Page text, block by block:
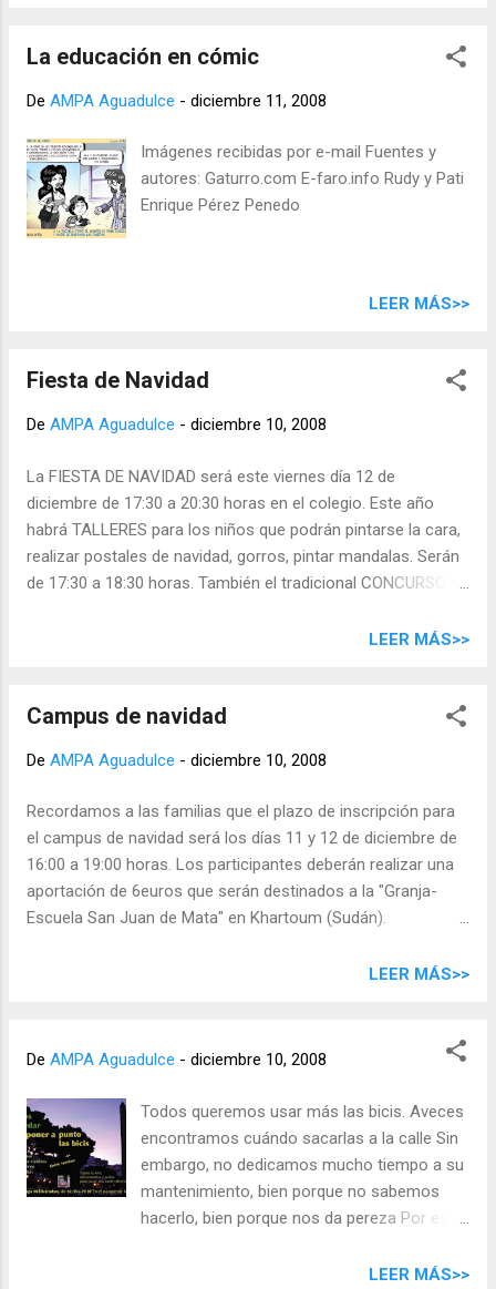
La educación en cómic
De AMPA Aguadulce - diciembre 11, 2008
Imágenes recibidas por e-mail Fuentes y
autores: Gaturro.com E-faro.info Rudy y Pati
Enrique Pérez Penedo
LEER MÁS>>
Fiesta de Navidad
De AMPA Aguadulce - diciembre 10, 2008
La FIESTA DE NAVIDAD será este viernes día 12 de
diciembre de 17:30 a 20:30 horas en el colegio. Este año
habrá TALLERES para los niños que podrán pintarse la cara,
realizar postales de navidad, gorros, pintar mandalas. Serán
de 17:30 a 18:30 horas. También el tradicional CONCURSO DE
familias pueden contribuir a la comida y traer lo que se les
Refrescos o zumos. - 5º o 6º de primaria: Chocolatinas o
preparación del viaje de fin de curso y al final tendrá lugar el
música celta-folk FANEROQUE que tocará además de su
repertorio habitual,algunos villancicos y con los que
podremos mover un rato el esqueleto. IMPORTANTE - Los
niños de infantil a 5º de primaria NO PODRÁN ACUDIR
SOLOS , es necesario que v...
LEER MÁS>>
Campus de navidad
De AMPA Aguadulce - diciembre 10, 2008
Recordamos a las familias que el plazo de inscripción para
el campus de navidad será los días 11 y 12 de diciembre de
16:00 a 19:00 horas. Los participantes deberán realizar una
aportación de 6euros que serán destinados a la "Granja-
Escuela San Juan de Mata" en Khartoum (Sudán).
el CEIP Aguadulce) suelen agotarse el primer día. También
Acogida temprana : de 7:30 a 8:30 horas Actividades : de
información Folleto en pdf Programa municipal de
actividades educativas
LEER MÁS>>
De AMPA Aguadulce - diciembre 10, 2008
Todos queremos usar más las bicis. Aveces
encontramos cuándo sacarlas a la calle Sin
embargo, no dedicamos mucho tiempo a su
mantenimiento, bien porque no sabemos
hacerlo, bien porque nos da pereza Por eso
las 16:30 en el parque de los Patos (entre el
LEER MÁS>>